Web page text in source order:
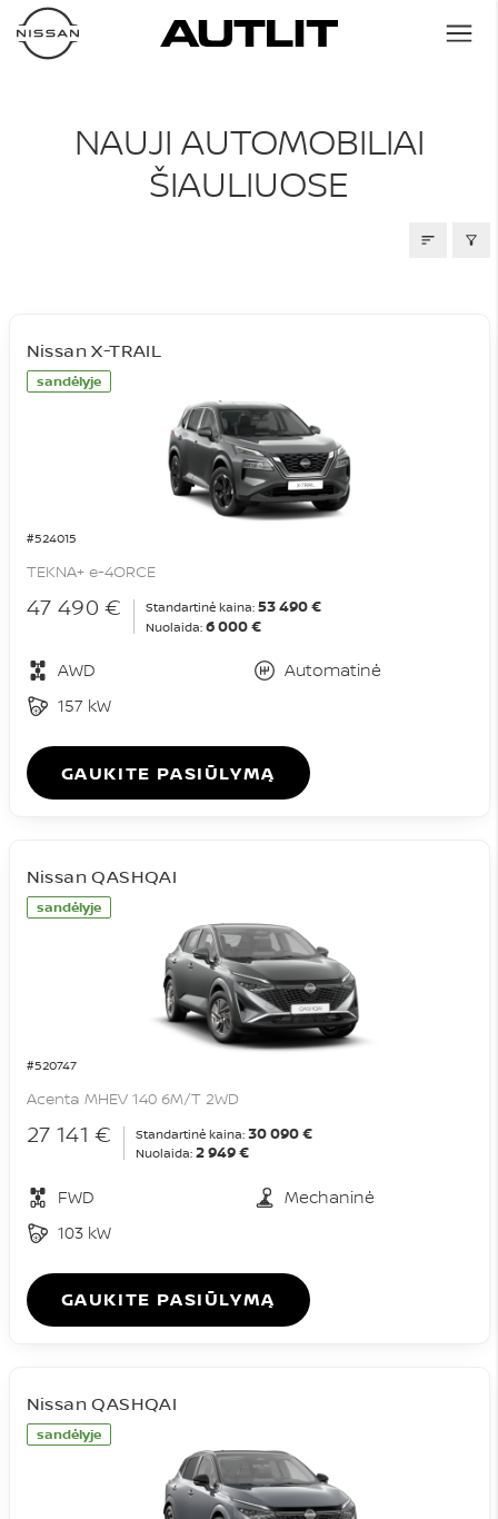
NAUJI AUTOMOBILIAI
NAUJI AUTOMOBILIAI
ŠIAULIUOSE
sandėlyje
#524015
Nissan X-TRAIL
TEKNA+ e-4ORCE
47 490 € Standartinė kaina: 53 490 €
Nuolaida: 6 000 €
AWD
Automatinė
157 kW
GAUKITE PASIŪLYMĄ
sandėlyje
#520747
Nissan QASHQAI
Acenta MHEV 140 6M/T 2WD
27 141 € Standartinė kaina: 30 090 €
Nuolaida: 2 949 €
FWD
Mechaninė
103 kW
GAUKITE PASIŪLYMĄ
sandėlyje
Nissan QASHQAI